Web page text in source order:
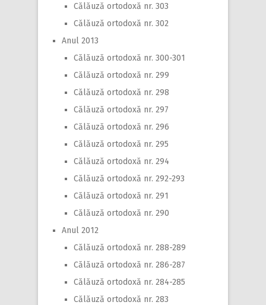
Călăuză ortodoxă nr. 303
Călăuză ortodoxă nr. 302
Anul 2013
Călăuză ortodoxă nr. 300-301
Călăuză ortodoxă nr. 299
Călăuză ortodoxă nr. 298
Călăuză ortodoxă nr. 297
Călăuză ortodoxă nr. 296
Călăuză ortodoxă nr. 295
Călăuză ortodoxă nr. 294
Călăuză ortodoxă nr. 292-293
Călăuză ortodoxă nr. 291
Călăuză ortodoxă nr. 290
Anul 2012
Călăuză ortodoxă nr. 288-289
Călăuză ortodoxă nr. 286-287
Călăuză ortodoxă nr. 284-285
Călăuză ortodoxă nr. 283